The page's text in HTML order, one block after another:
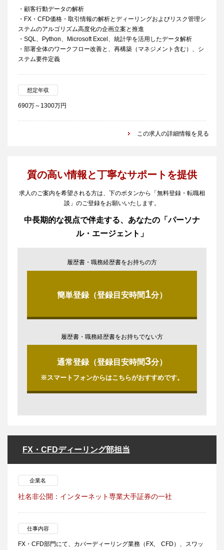
・顧客行動データの解析
・FX・CFD価格・取引情報の解析とディーリングおよびリスク管理シ
ステムのアルゴリズム高度化の企画立案と推進
・SQL、Python、Microsoft Excel、統計学を活用したデータ解析
・部署全体のワークフロー改善と、再構築（マネジメント含む）、シ
ステム要件定義
想定年収
690万～1300万円
この求人の詳細情報を見る
質の高い情報と丁寧なサポートを提供
求人のご案内を希望される方は、下のボタンから「無料登録・転職相
談」のご登録をお願いいたします。
中長期的な視点で伴走する、あなたの「パーソナ
ル・エージェント」
履歴書・職務経歴書をお持ちの方
簡単登録（登録目安時間1分）
履歴書・職務経歴書をお持ちでない方
通常登録（登録目安時間3分）
※スマートフォンからはこちらがおすすめです。
FX・CFDディーリング部担当
企業名
社名非公開：インターネット専業大手証券の一社
仕事内容
FX・CFD部門にて、カバーディーリング業務（FX, CFD）、スワッ